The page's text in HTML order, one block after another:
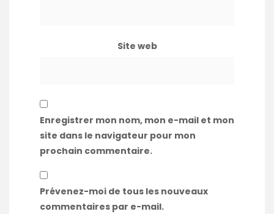
Site web
Enregistrer mon nom, mon e-mail et mon
site dans le navigateur pour mon
prochain commentaire.
Prévenez-moi de tous les nouveaux
commentaires par e-mail.